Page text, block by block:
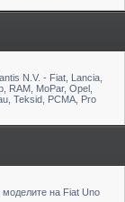
N.V. - Fiat, Lancia,
RAM, MoPar, Opel,
Teksid, PCMA, Pro
моделите на Fiat Uno